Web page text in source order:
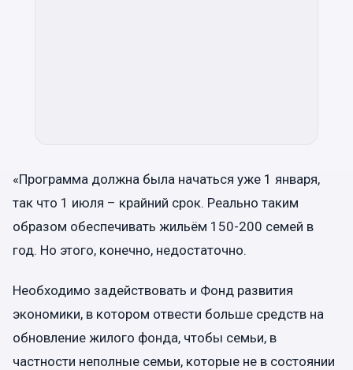
«Программа должна была начаться уже 1 января,
так что 1 июля – крайний срок. Реально таким
образом обеспечивать жильём 150-200 семей в
год. Но этого, конечно, недостаточно.
Необходимо задействовать и Фонд развития
экономики, в котором отвести больше средств на
обновление жилого фонда, чтобы семьи, в
частности неполные семьи, которые не в состоянии